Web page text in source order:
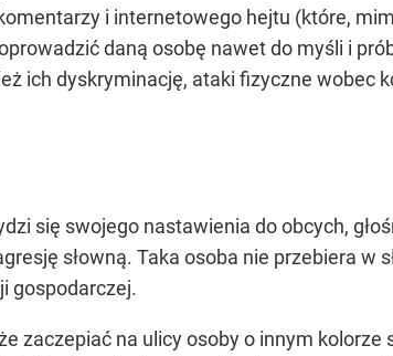
i internetowego hejtu (które,
daną osobę nawet do myśli i
ich dyskryminację, ataki fizyczne wobec
się swojego nastawienia do obcych,
słowną. Taka osoba nie przebiera w
gospodarczej.
zaczepiać na ulicy osoby o innym kolorze